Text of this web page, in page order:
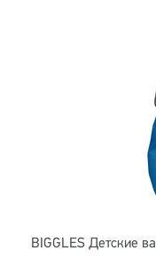
BIGGLES Детские